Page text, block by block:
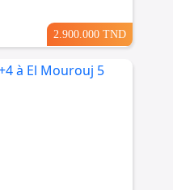
2.900.000 TND